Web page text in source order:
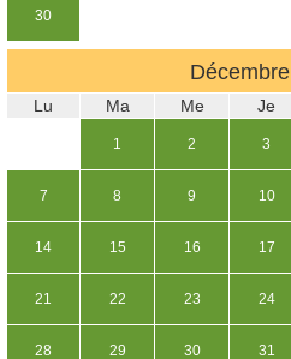
30
Décembre
Lu Ma Me Je
1 2 3
7 8 9 10
14 15 16 17
21 22 23 24
28 29 30 31